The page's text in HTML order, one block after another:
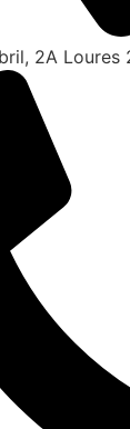
2A Loures